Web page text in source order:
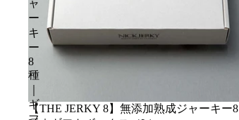
ャ
ー
キ
ー
8
種
ギ
【THE JERKY 8】無添加熟成ジャーキー8